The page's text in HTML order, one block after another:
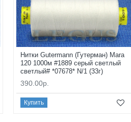
Нитки Gutermann (Гутерман) Mara
120 1000м #1889 серый светлый
светлый# *07678* N/1 (33г)
390.00р.
Купить